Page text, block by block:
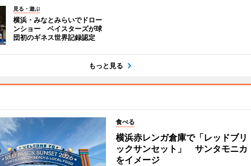
見る・遊ぶ
横浜・みなとみらいでドロー
ンショー ベイスターズが球
団初のギネス世界記録認定
もっと見る
食べる
横浜赤レンガ倉庫で「レッドブリ
ックサンセット」 サンタモニカ
をイメージ